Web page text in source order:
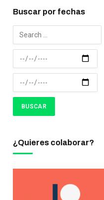
Buscar por fechas
¿Quieres colaborar?